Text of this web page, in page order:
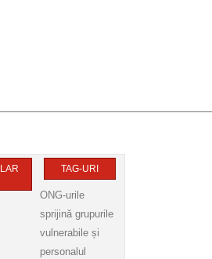
TAG-URI
ONG-urile
sprijină grupurile
vulnerabile și
personalul